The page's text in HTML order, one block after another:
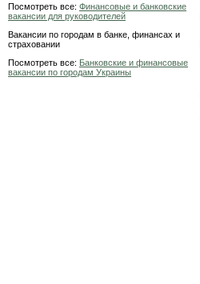
Посмотреть все: Финансовые и банковские
вакансии для руководителей
Вакансии по городам в банке, финансах и
страховании
Посмотреть все: Банковские и финансовые
вакансии по городам Украины